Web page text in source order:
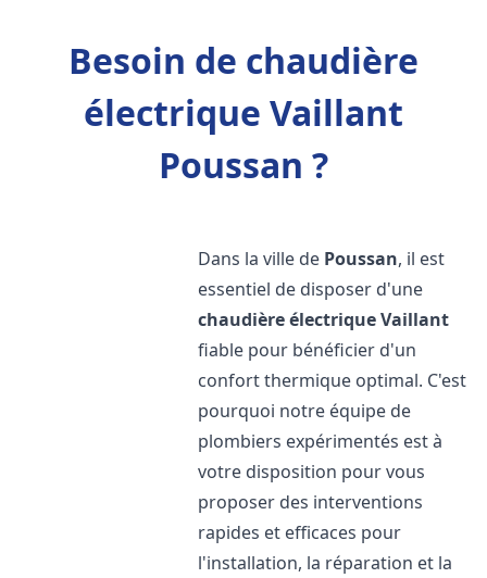
Besoin de chaudière
électrique Vaillant
Poussan ?
Dans la ville de Poussan, il est
essentiel de disposer d'une
chaudière électrique Vaillant
fiable pour bénéficier d'un
confort thermique optimal. C'est
pourquoi notre équipe de
plombiers expérimentés est à
votre disposition pour vous
proposer des interventions
rapides et efficaces pour
l'installation, la réparation et la